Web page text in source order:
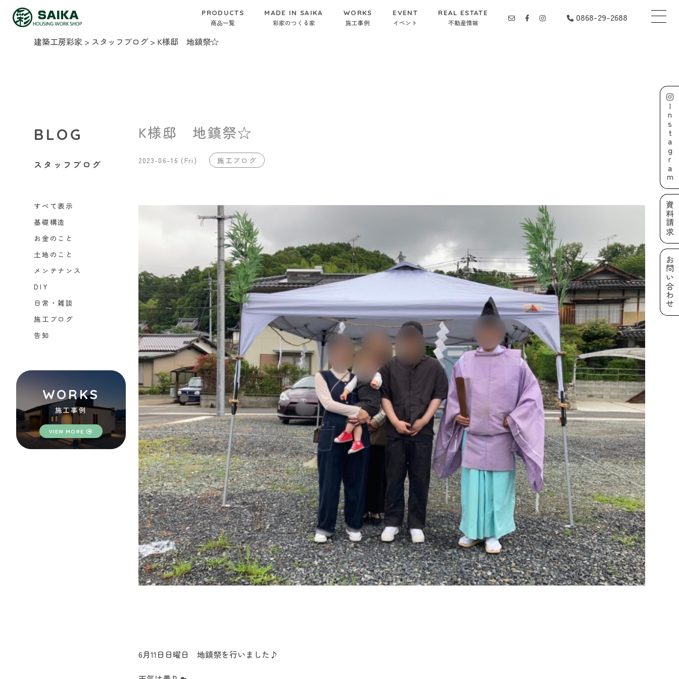
PRODUCTS
商品一覧
MADE IN SAIKA
彩家のつくる家
WORKS
施工事例
EVENT
イベント
REAL ESTATE
不動産情報
0868-29-2688
建築工房彩家 > スタッフブログ > K様邸 地鎮祭☆
BLOG
スタッフブログ
すべて表示
基礎構造
お金のこと
土地のこと
メンテナンス
DIY
日常・雑談
施工ブログ
告知
WORKS
施工事例
VIEW MORE
K様邸 地鎮祭☆
2023-06-16 (Fri) 施工ブログ
6月11日日曜日 地鎮祭を行いました♪
Instagram
資料請求
お問い合わせ